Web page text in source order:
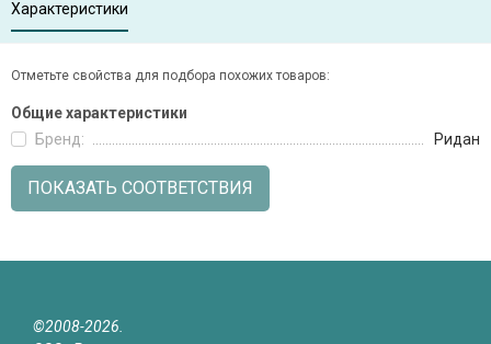
Характеристики
Отметьте свойства для подбора похожих товаров:
Общие характеристики
Бренд:
Ридан
ПОКАЗАТЬ СООТВЕТСТВИЯ
©2008-2026.